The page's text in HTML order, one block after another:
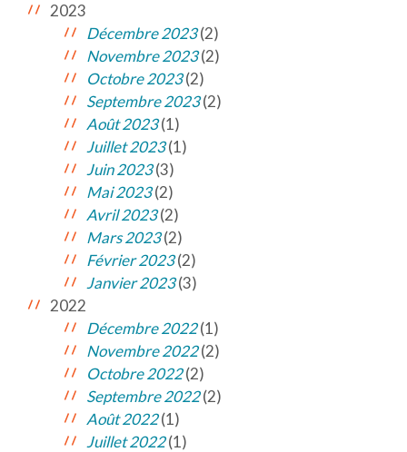
2023
Décembre 2023(2)
Novembre 2023(2)
Octobre 2023(2)
Septembre 2023(2)
Août 2023(1)
Juillet 2023(1)
Juin 2023(3)
Mai 2023(2)
Avril 2023(2)
Mars 2023(2)
Février 2023(2)
Janvier 2023(3)
2022
Décembre 2022(1)
Novembre 2022(2)
Octobre 2022(2)
Septembre 2022(2)
Août 2022(1)
Juillet 2022(1)